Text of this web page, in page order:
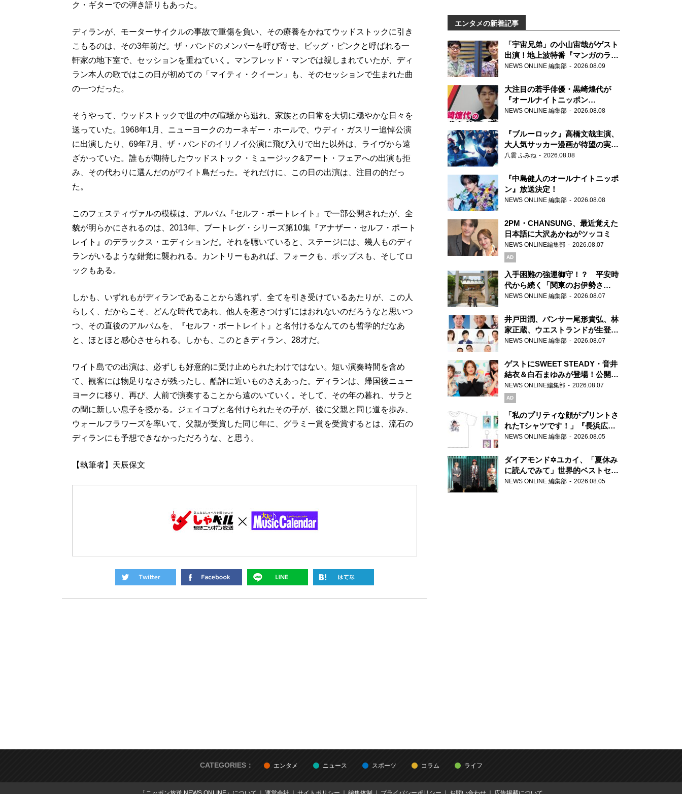
ク・ギターでの弾き語りもあった。
ディランが、モーターサイクルの事故で重傷を負い、その療養をかねてウッドストックに引き
こもるのは、その3年前だ。ザ・バンドのメンバーを呼び寄せ、ビッグ・ピンクと呼ばれる一
軒家の地下室で、セッションを重ねていく。マンフレッド・マンでは親しまれていたが、ディ
ラン本人の歌ではこの日が初めての「マイティ・クイーン」も、そのセッションで生まれた曲
の一つだった。
そうやって、ウッドストックで世の中の喧騒から逃れ、家族との日常を大切に穏やかな日々を
送っていた。1968年1月、ニューヨークのカーネギー・ホールで、ウディ・ガスリー追悼公演
に出演したり、69年7月、ザ・バンドのイリノイ公演に飛び入りで出た以外は、ライヴから遠
ざかっていた。誰もが期待したウッドストック・ミュージック&アート・フェアへの出演も拒
み、その代わりに選んだのがワイト島だった。それだけに、この日の出演は、注目の的だっ
た。
このフェスティヴァルの模様は、アルバム『セルフ・ポートレイト』で一部公開されたが、全
貌が明らかにされるのは、2013年、ブートレグ・シリーズ第10集『アナザー・セルフ・ポート
レイト』のデラックス・エディションだ。それを聴いていると、ステージには、幾人ものディ
ランがいるような錯覚に襲われる。カントリーもあれば、フォークも、ポップスも、そしてロ
ックもある。
しかも、いずれもがディランであることから逃れず、全てを引き受けているあたりが、この人
らしく、だからこそ、どんな時代であれ、他人を惹きつけずにはおれないのだろうなと思いつ
つ、その直後のアルバムを、『セルフ・ポートレイト』と名付けるなんてのも哲学的だなあ
と、ほとほと感心させられる。しかも、このときディラン、28才だ。
ワイト島での出演は、必ずしも好意的に受け止められたわけではない。短い演奏時間を含め
て、観客には物足りなさが残ったし、酷評に近いものさえあった。ディランは、帰国後ニュー
ヨークに移り、再び、人前で演奏することから遠のいていく。そして、その年の暮れ、サラと
の間に新しい息子を授かる。ジェイコブと名付けられたその子が、後に父親と同じ道を歩み、
ウォールフラワーズを率いて、父親が受賞した同じ年に、グラミー賞を受賞するとは、流石の
ディランにも予想できなかっただろうな、と思う。
【執筆者】天辰保文
エンタメの新着記事
「宇宙兄弟」の小山宙哉がゲスト
出演！地上波特番『マンガのラジ
オ 宇宙兄弟スペシャル 』
NEWS ONLINE 編集部 2026.08.09
大注目の若手俳優・黒崎煌代が
『オールナイトニッポン
0(ZERO)』に初登場「今からとて
NEWS ONLINE 編集部 2026.08.08
『ブルーロック』高橋文哉主演、
大人気サッカー漫画が待望の実写
映画に
八雲 ふみね 2026.08.08
『中島健人のオールナイトニッポ
ン』放送決定！
NEWS ONLINE 編集部 2026.08.08
2PM・CHANSUNG、最近覚えた
日本語に大沢あかねがツッコミ
NEWS ONLINE編集部 2026.08.07
AD
入手困難の強運御守！？ 平安時
代から続く「関東のお伊勢さ
ま」、芝大神宮にてランパンプス
NEWS ONLINE 編集部 2026.08.07
井戸田潤、パンサー尾形貴弘、林
家正蔵、ウエストランドが生登
場！『ラジオビバリー昼ズ』
NEWS ONLINE 編集部 2026.08.07
ゲストにSWEET STEADY・音井
結衣＆白石まゆみが登場！公開収
録で素顔全開！
NEWS ONLINE編集部 2026.08.07
AD
「私のプリティな顔がプリントさ
れたTシャツです！」『長浜広奈
天下無双』初の番組グッズ発売
NEWS ONLINE 編集部 2026.08.05
ダイアモンド✡ユカイ、「夏休み
に読んでみて」世界的ベストセラ
ー『アナスタシア』を紹介
NEWS ONLINE 編集部 2026.08.05
CATEGORIES： エンタメ ニュース スポーツ コラム ライフ